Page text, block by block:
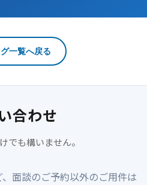
一覧へ戻る
合わせ
でも構いません。
面談のご予約以外のご用件は